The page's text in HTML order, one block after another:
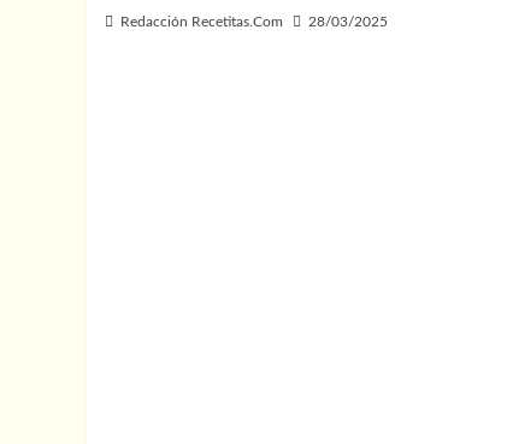
Redacción Recetitas.Com 28/03/2025